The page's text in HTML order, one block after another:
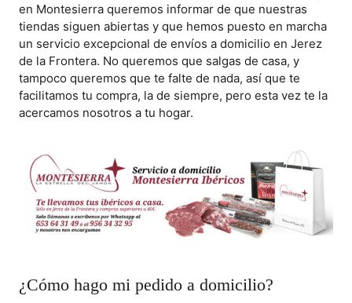
en Montesierra queremos informar de que nuestras
tiendas siguen abiertas y que hemos puesto en marcha
un servicio excepcional de envíos a domicilio en Jerez
de la Frontera. No queremos que salgas de casa, y
tampoco queremos que te falte de nada, así que te
facilitamos tu compra, la de siempre, pero esta vez te la
acercamos nosotros a tu hogar.
¿Cómo hago mi pedido a domicilio?